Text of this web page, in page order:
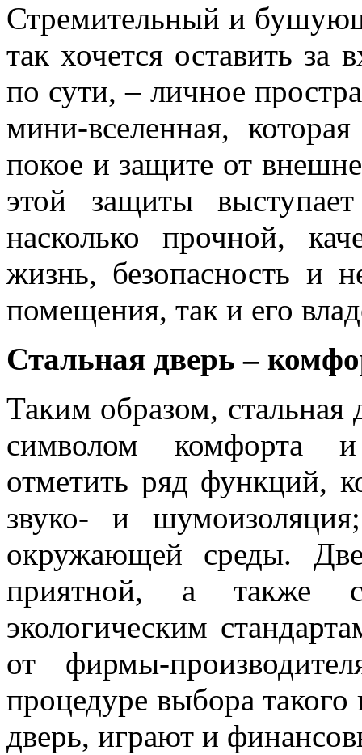
Стремительный и
так хочется оставить за
по сути, – личное
мини-вселенная,
покое и защите от
этой защиты
насколько прочной,
жизнь, безопасность и
помещения, так и его
Стальная дверь –
Таким образом, стальная
символом комфорта и
отметить ряд функций,
звуко- и
окружающей среды.
приятной, а также
экологическим
от фирмы-
процедуре выбора такого
дверь, играют и